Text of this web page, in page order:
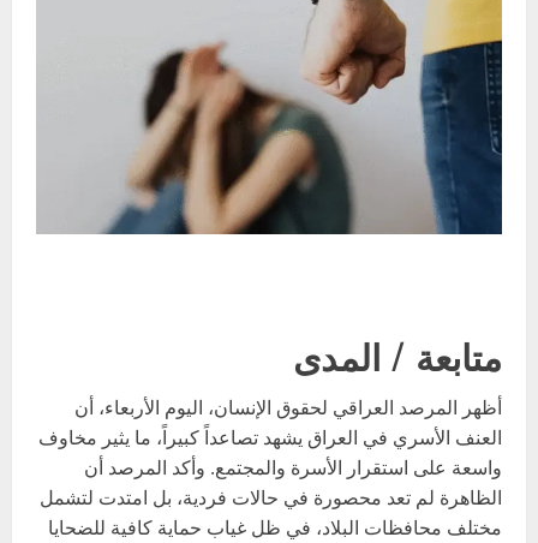
متابعة / المدى
أظهر المرصد العراقي لحقوق الإنسان، اليوم الأربعاء، أن
العنف الأسري في العراق يشهد تصاعداً كبيراً، ما يثير مخاوف
واسعة على استقرار الأسرة والمجتمع. وأكد المرصد أن
الظاهرة لم تعد محصورة في حالات فردية، بل امتدت لتشمل
مختلف محافظات البلاد، في ظل غياب حماية كافية للضحايا